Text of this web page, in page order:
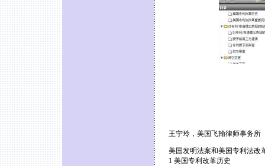
王宁玲，美国飞翰律师事务所
美国发明法案和美国专利法改
1 美国专利改革历史